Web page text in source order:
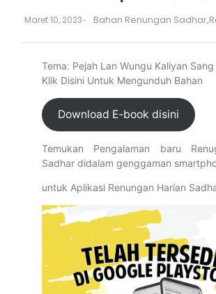
Maret 10, 2023- Bahan Renungan Sadhar,
Tema: Pejah Lan Wungu Kaliyan
Klik Disini Untuk Mengunduh Bahan
Download E-book disini
Temukan Pengalaman baru
Sadhar didalam genggaman
untuk Aplikasi Renungan Harian